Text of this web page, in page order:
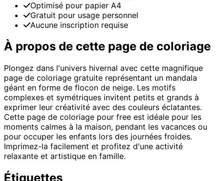
Optimisé pour papier A4
Gratuit pour usage personnel
Aucune inscription requise
À propos de cette page de coloriage
Plongez dans l'univers hivernal avec cette magnifique
page de coloriage gratuite représentant un mandala
géant en forme de flocon de neige. Les motifs
complexes et symétriques invitent petits et grands à
exprimer leur créativité avec des couleurs éclatantes.
Cette page de coloriage pour free est idéale pour les
moments calmes à la maison, pendant les vacances ou
pour occuper les enfants lors des journées froides.
Imprimez-la facilement et profitez d'une activité
relaxante et artistique en famille.
Étiquettes